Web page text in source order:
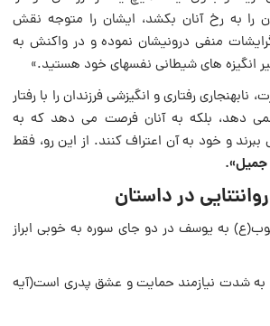
را به رخ آنان بکشد، ایشان را متوجه ‌نقش
گرایشات منفى درونیشان نموده و در واکنش به
انگیزه هاى شیطانى ‌نفسهاى خود هستید.»
رفتارى و انگیزشى فرزندان را با رفتار
نمی دهد، بلکه به آنان فرصت می دهد که به
و خود به آن اعتراف کنند. از این‌ رو، فقط
جمیل‌».
در داستان
به یوسف در دو جاى سوره به خوبى ابراز
به شدت نیازمند حمایت و عشق پدرى است(آیه